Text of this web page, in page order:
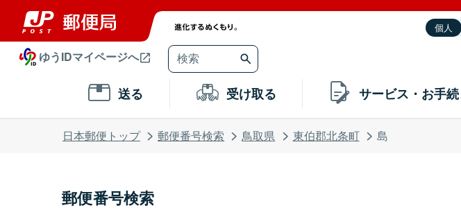
個人
ゆうIDマイページへ
送る 受け取る サービス・お手続
日本郵便トップ 郵便番号検索 鳥取県 東伯郡北条町 島
郵便番号検索